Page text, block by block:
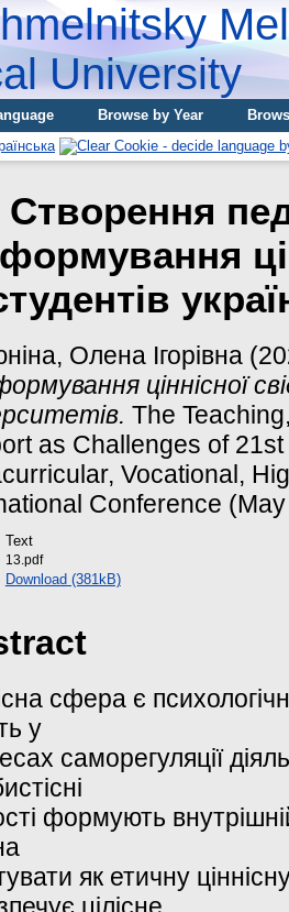
University
Browse by Year
Створення
формування
Олена Ігорівна
ціннісної
The
as Challenges of
Vocational,
Conference
Text
13.pdf
Download (381kB)
сфера є
у
саморегуляції
формують
як етичну